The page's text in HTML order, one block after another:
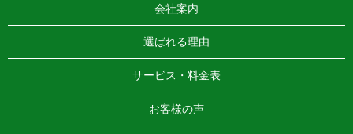
会社案内
選ばれる理由
サービス・料金表
お客様の声